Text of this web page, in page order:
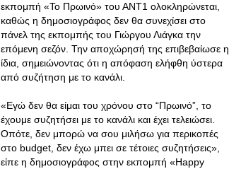
εκπομπή «Το Πρωινό» του ΑΝΤ1 ολοκληρώνεται,
καθώς η δημοσιογράφος δεν θα συνεχίσει στο
πάνελ της εκπομπής του Γιώργου Λιάγκα την
επόμενη σεζόν. Την αποχώρησή της επιβεβαίωσε η
ίδια, σημειώνοντας ότι η απόφαση ελήφθη ύστερα
από συζήτηση με το κανάλι.
«Εγώ δεν θα είμαι του χρόνου στο “Πρωινό”, το
έχουμε συζητήσει με το κανάλι και έχει τελειώσει.
Οπότε, δεν μπορώ να σου μιλήσω για περικοπές
στο budget, δεν έχω μπει σε τέτοιες συζητήσεις»,
είπε η δημοσιογράφος στην εκπομπή «Happy